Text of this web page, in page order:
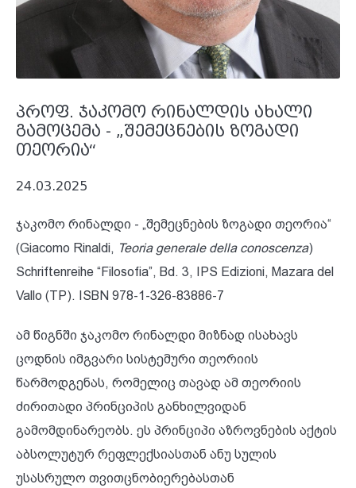
პროფ. ჯაკომო რინალდის ახალი
გამოცემა - „შემეცნების ზოგადი
თეორია“
24.03.2025
ჯაკომო რინალდი - „შემეცნების ზოგადი თეორია“
(Giacomo Rinaldi, Teoria generale della conoscenza)
Schriftenreihe “Filosofia”, Bd. 3, IPS Edizioni, Mazara del
Vallo (TP). ISBN 978-1-326-83886-7
ამ წიგნში ჯაკომო რინალდი მიზნად ისახავს
ცოდნის იმგვარი სისტემური თეორიის
წარმოდგენას, რომელიც თავად ამ თეორიის
ძირითადი პრინციპის განხილვიდან
გამომდინარეობს. ეს პრინციპი აზროვნების აქტის
აბსოლუტურ რეფლექსიასთან ანუ სულის
უსასრულო თვითცნობიერებასთან